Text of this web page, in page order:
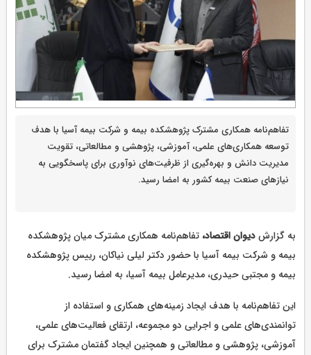
تفاهم‌نامه همکاری مشترک پژوهشکده بیمه و شرکت بیمه آسیا با هدف
توسعه همکاری‌های علمی، آموزشی، پژوهشی و مطالعاتی، تقویت
مدیریت دانش و بهره‌گیری از ظرفیت‌های نوآوری برای پاسخگویی به
نیازهای صنعت بیمه کشور به امضا رسید.
به گزارشدیوان اقتصاد، تفاهم‌نامه همکاری مشترک میان پژوهشکده
بیمه و شرکت بیمه آسیا با حضور دکتر لیلی نیاکان، رییس پژوهشکده
بیمه و مجتبی حیدری، مدیرعامل بیمه آسیا، به امضا رسید.
این تفاهم‌نامه با هدف ایجاد زمینه‌های همکاری و استفاده از
توانمندی‌های علمی و اجرایی دو مجموعه، ارتقای فعالیت‌های علمی،
آموزشی، پژوهشی و مطالعاتی و همچنین ایجاد گفتمان مشترک برای